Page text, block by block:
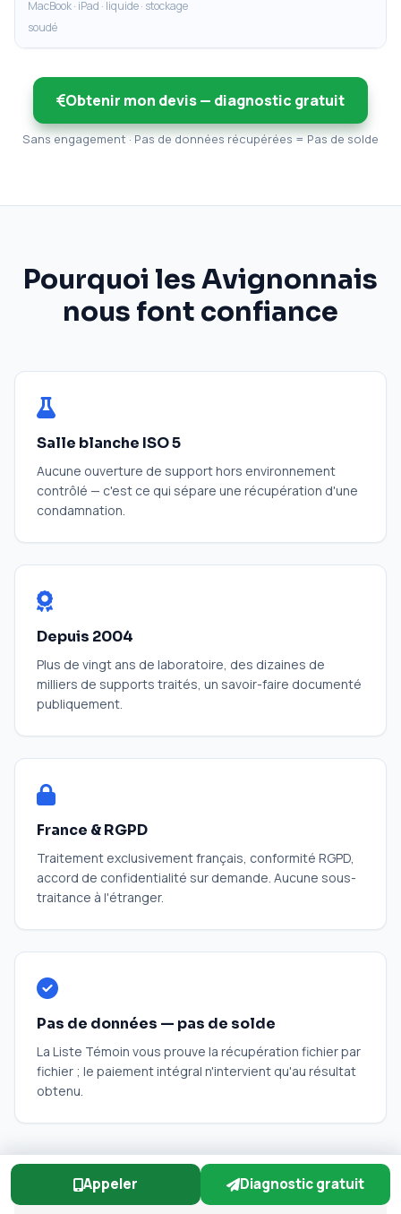
MacBook · iPad · liquide · stockage
soudé
Obtenir mon devis — diagnostic gratuit
Sans engagement · Pas de données récupérées = Pas de solde
Pourquoi les Avignonnais
nous font confiance
Salle blanche ISO 5
Aucune ouverture de support hors environnement
contrôlé — c'est ce qui sépare une récupération d'une
condamnation.
Depuis 2004
Plus de vingt ans de laboratoire, des dizaines de
milliers de supports traités, un savoir-faire documenté
publiquement.
France & RGPD
Traitement exclusivement français, conformité RGPD,
accord de confidentialité sur demande. Aucune sous-
traitance à l'étranger.
Pas de données — pas de solde
La Liste Témoin vous prouve la récupération fichier par
fichier ; le paiement intégral n'intervient qu'au résultat
obtenu.
PREUVE PUBLIQUE
Appeler Diagnostic gratuit